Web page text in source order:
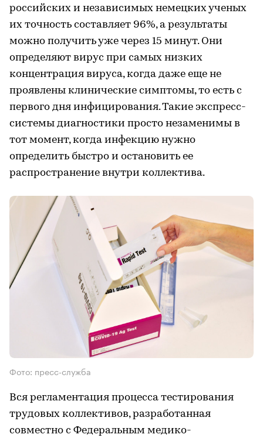
российских и независимых немецких ученых
их точность составляет 96%, а результаты
можно получить уже через 15 минут. Они
определяют вирус при самых низких
концентрация вируса, когда даже еще не
проявлены клинические симптомы, то есть с
первого дня инфицирования. Такие экспресс-
системы диагностики просто незаменимы в
тот момент, когда инфекцию нужно
определить быстро и остановить ее
распространение внутри коллектива.
Фото: пресс-служба
Вся регламентация процесса тестирования
трудовых коллективов, разработанная
совместно с Федеральным медико-